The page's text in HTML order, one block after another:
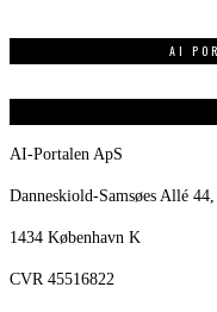
AI
AI-Portalen ApS
Danneskiold-Samsøes Allé
1434 København K
CVR 45516822